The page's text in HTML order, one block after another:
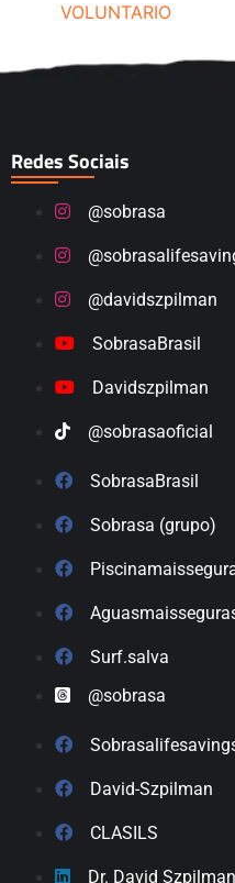
VOLUNTARIO
Redes Sociais
@sobrasa
@davidszpilman
SobrasaBrasil
Davidszpilman
@sobrasaoficial
SobrasaBrasil
Sobrasa (grupo)
Surf.salva
@sobrasa
David-Szpilman
CLASILS
Dr. David Szpilman